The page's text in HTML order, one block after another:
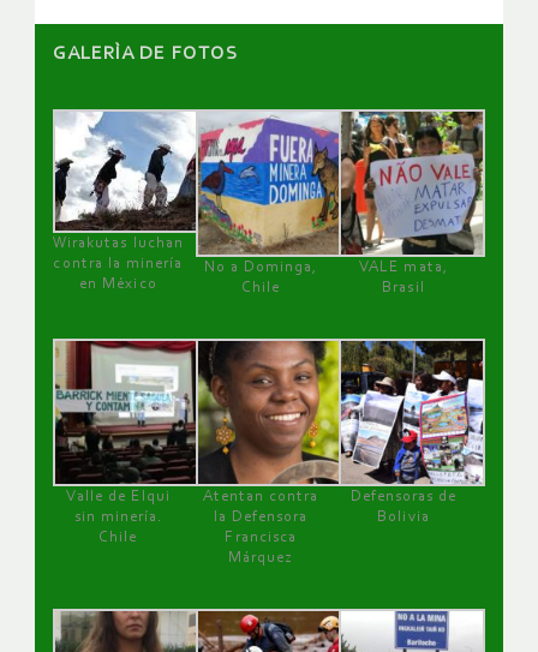
GALERÌA DE FOTOS
Wirakutas luchan
contra la minería
en México
No a Dominga,
Chile
VALE mata,
Brasil
Valle de Elqui
sin minería.
Chile
Atentan contra
la Defensora
Francisca
Márquez
Defensoras de
Bolivia